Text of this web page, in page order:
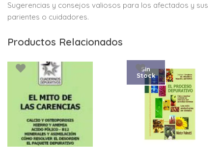
Sugerencias y consejos valiosos para los afectados y sus
parientes o cuidadores.
Productos Relacionados
Sin
Stock